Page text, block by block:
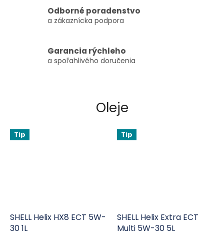
Odborné poradenstvo
a zákaznícka podpora
Garancia rýchleho
a spoľahlivého doručenia
Oleje
Tip
SHELL Helix HX8 ECT 5W-
30 1L
Tip
SHELL Helix Extra ECT
Multi 5W-30 5L